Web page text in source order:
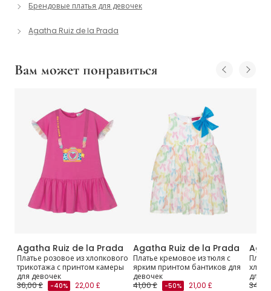
Брендовые платья для девочек
Agatha Ruiz de la Prada
Вам может понравиться
Agatha Ruiz de la Prada
Платье розовое из хлопкового
трикотажа с принтом камеры
для девочек
36,00 £
-40% 22,00 £
Agatha Ruiz de la Prada
Платье кремовое из тюля с
ярким принтом бантиков для
девочек
41,00 £
-50% 21,00 £
для
34,00